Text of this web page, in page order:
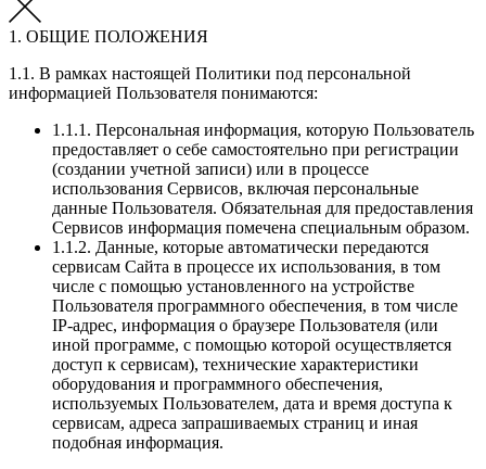
1. ОБЩИЕ ПОЛОЖЕНИЯ
1.1. В рамках настоящей Политики под персональной
информацией Пользователя понимаются:
1.1.1. Персональная информация, которую Пользователь
предоставляет о себе самостоятельно при регистрации
(создании учетной записи) или в процессе
использования Сервисов, включая персональные
данные Пользователя. Обязательная для предоставления
Сервисов информация помечена специальным образом.
1.1.2. Данные, которые автоматически передаются
сервисам Сайта в процессе их использования, в том
числе с помощью установленного на устройстве
Пользователя программного обеспечения, в том числе
IP-адрес, информация о браузере Пользователя (или
иной программе, с помощью которой осуществляется
доступ к сервисам), технические характеристики
оборудования и программного обеспечения,
используемых Пользователем, дата и время доступа к
сервисам, адреса запрашиваемых страниц и иная
подобная информация.